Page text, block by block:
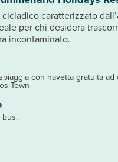
con navetta gratuita ad
Town
caratterizzato
per chi desidera
incontaminato.